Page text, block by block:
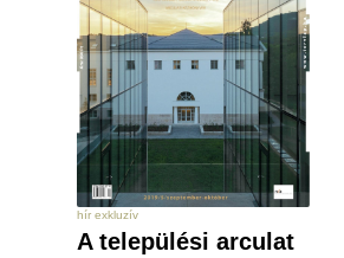
hír exkluzív
A települési arculat